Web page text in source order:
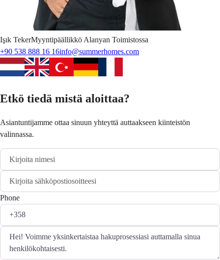
Işık TekerMyyntipäällikkö Alanyan Toimistossa
+90 538 888 16 16info@summerhomes.com
Etkö tiedä mistä aloittaa?
Asiantuntijamme ottaa sinuun yhteyttä auttaakseen kiinteistön
valinnassa.
Phone